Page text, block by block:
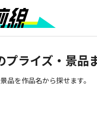
プライズ・景品
品を作品名から探せます